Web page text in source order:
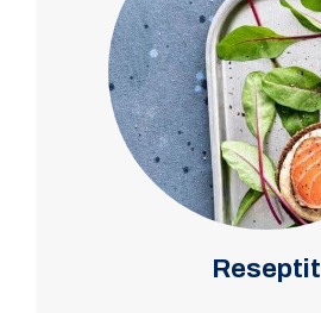
Reseptit